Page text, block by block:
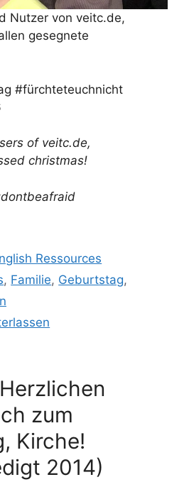
Nutzer von veitc.de,
gesegnete
#fürchteteuchnicht
of veitc.de,
christmas!
Ressources
, Familie, Geburtstag,
zum
Kirche!
2014)